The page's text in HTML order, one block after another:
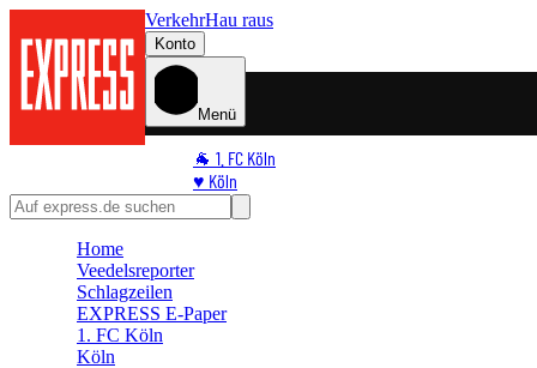
VerkehrHau raus
Konto
Menü
🐐 1. FC Köln
♥️ Köln
⭐ Promi
🛒 Shoppingwelt
Home
Veedelsreporter
Schlagzeilen
EXPRESS E-Paper
1. FC Köln
Köln